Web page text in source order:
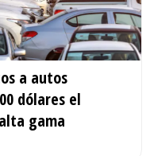
a autos
dólares el
gama